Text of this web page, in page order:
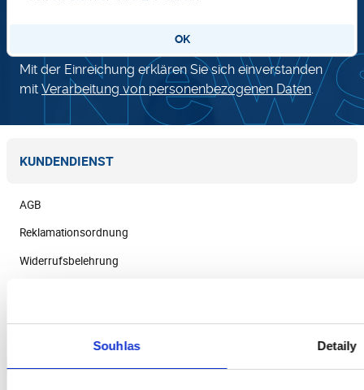
Souhlas Detaily
OK
Mit der Einreichung erklären Sie sich einverstanden
mit Verarbeitung von personenbezogenen Daten
KUNDENDIENST
AGB
Reklamationsordnung
Widerrufsbelehrung